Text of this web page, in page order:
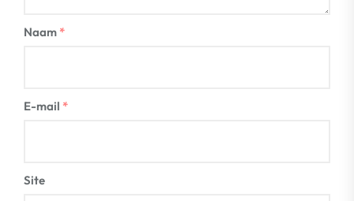
Naam *
E-mail *
Site